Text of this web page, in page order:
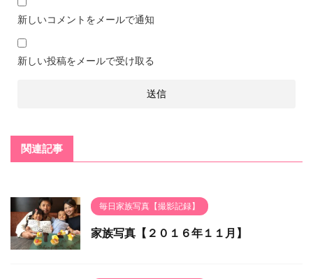
新しいコメントをメールで通知
新しい投稿をメールで受け取る
関連記事
毎日家族写真【撮影記録】
家族写真【２０１６年１１月】